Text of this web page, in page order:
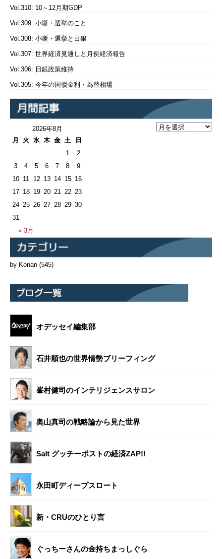
Vol.310: 10～12月期GDP
Vol.309: 小噺・選挙のこと
Vol.308: 小噺・選挙と日銀
Vol.307: 世界経済見通しと月例経済報告
Vol.306: 日銀政策維持
Vol.305: 今年の国債金利・為替相場
2026年8月
月
火 水 木 金 土 日
« 3月
1
2
3
4 5 6 7 8
9
10 11 12 13 14 15 16
17 18 19 20 21 22 23
24 25 26 27 28 29 30
31
by Konan (545)
オデッセイ編集部
石井順也の世界情勢ブリーフィング
峯村健司のインテリジェンスサロン
奥山真司の戦略論から見た世界
Salt グッチーポストの経済ZAP!!
永田町ディープスロート
新・CRUのひとり言
ぐっちーさんの金持ちまっしぐら